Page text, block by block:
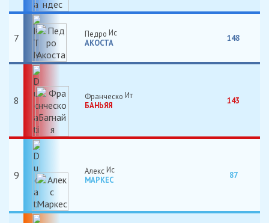
7
Педро
АКОСТА
148
8
Франческо
БАНЬЯЯ
143
9
Алекс
МАРКЕС
87